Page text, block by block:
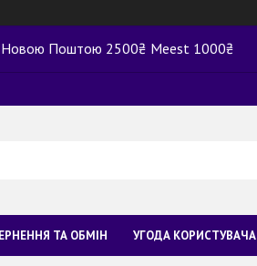
Новою Поштою 2500₴ Meest 1000₴
ТА ОБМІН УГОДА КОРИСТУВАЧА